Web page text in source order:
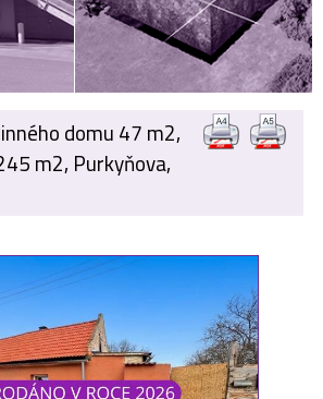
domu 47 m2,
m2, Purkyňova,